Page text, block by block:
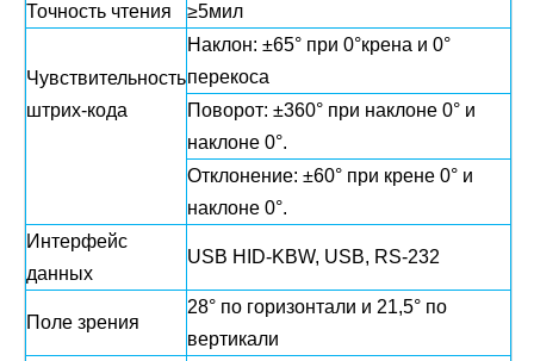
Точность чтения
≥5мил
Чувствительность
штрих-кода
Наклон: ±65° при 0°крена и 0°
перекоса
Поворот: ±360° при наклоне 0° и
наклоне 0°.
Отклонение: ±60° при крене 0° и
наклоне 0°.
Интерфейс
данных
USB HID-KBW, USB, RS-232
Поле зрения
28° по горизонтали и 21,5° по
вертикали